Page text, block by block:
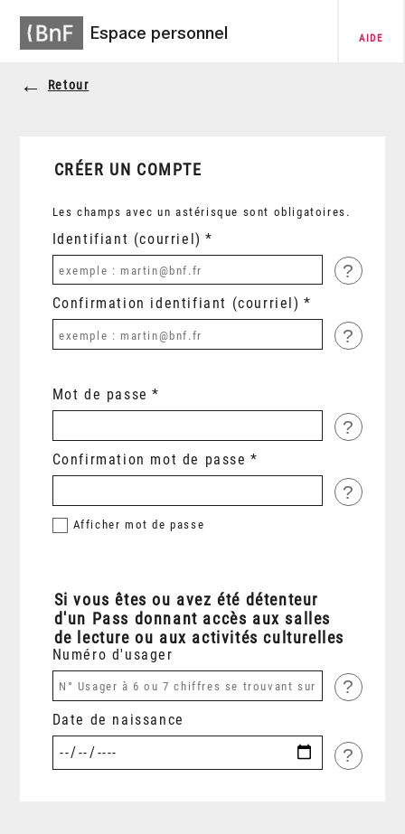
Espace personnel AIDE
Retour
CRÉER UN COMPTE
Les champs avec un astérisque sont obligatoires.
Identifiant (courriel)
?
Confirmation identifiant (courriel)
?
Mot de passe
?
Confirmation mot de passe
?
Afficher mot de passe
Si vous êtes ou avez été détenteur
d'un Pass donnant accès aux salles
de lecture ou aux activités culturelles
Numéro d'usager
?
Date de naissance
?